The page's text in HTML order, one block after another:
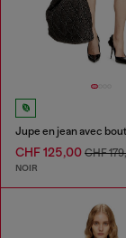
Jupe en jean avec
CHF 125,00 CHF
NOIR